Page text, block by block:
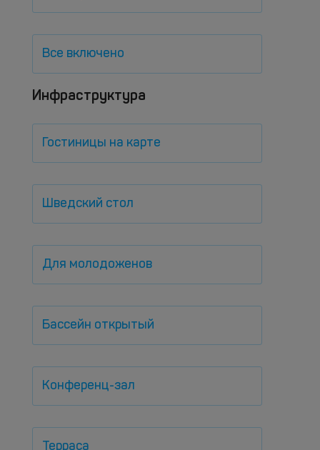
Все включено
Инфраструктура
Гостиницы на карте
Шведский стол
Для молодоженов
Бассейн открытый
Конференц-зал
Терраса